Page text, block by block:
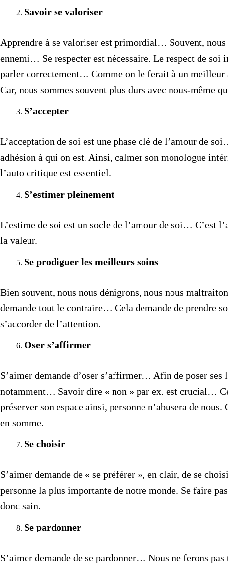
Savoir se valoriser
Apprendre à se valoriser est primordial… Souvent, nous
ennemi… Se respecter est nécessaire. Le respect de soi
parler correctement… Comme on le ferait à un meilleur
Car, nous sommes souvent plus durs avec nous-même
S’accepter
L’acceptation de soi est une phase clé de l’amour de
adhésion à qui on est. Ainsi, calmer son monologue
l’auto critique est essentiel.
S’estimer pleinement
L’estime de soi est un socle de l’amour de soi… C’est
la valeur.
Se prodiguer les meilleurs soins
Bien souvent, nous nous dénigrons, nous nous
demande tout le contraire… Cela demande de prendre
s’accorder de l’attention.
Oser s’affirmer
S’aimer demande d’oser s’affirmer… Afin de poser ses
notamment… Savoir dire « non » par ex. est crucial…
préserver son espace ainsi, personne n’abusera de nous.
en somme.
Se choisir
S’aimer demande de « se préférer », en clair, de se
personne la plus importante de notre monde. Se faire
donc sain.
Se pardonner
S’aimer demande de se pardonner… Nous ne ferons